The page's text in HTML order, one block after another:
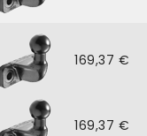
169,37 €
169,37 €